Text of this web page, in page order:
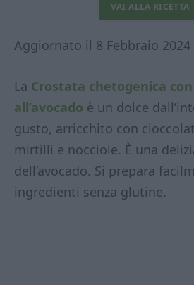
VAI ALLA RICETTA
Aggiornato il 8 Febbraio 2024
La Crostata chetogenica
all’avocado è un dolce
gusto, arricchito con
mirtilli e nocciole. È una
dell’avocado. Si prepara
ingredienti senza glutine.